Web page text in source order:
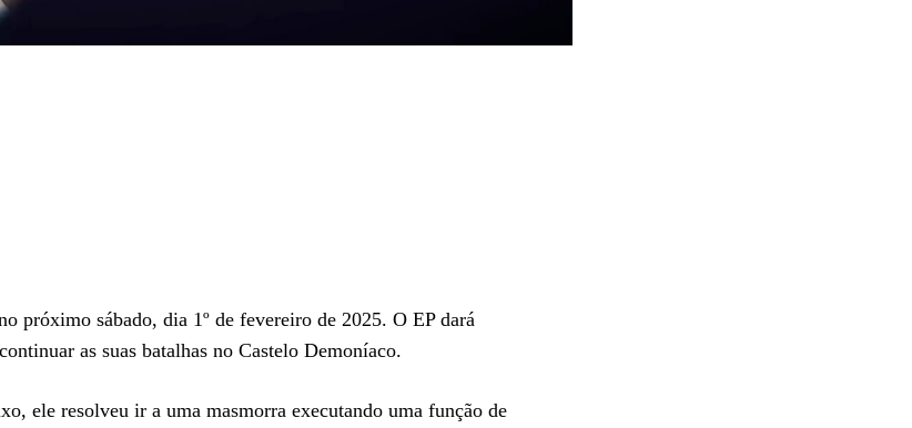
próximo sábado, dia 1º de fevereiro de 2025. O EP dará
as suas batalhas no Castelo Demoníaco.
ele resolveu ir a uma masmorra executando uma função de